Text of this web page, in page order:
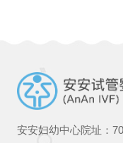
安安妇幼中心院址：